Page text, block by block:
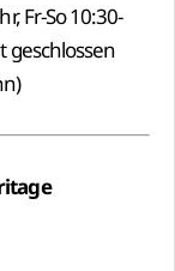
Fr-So 10:30-
geschlossen